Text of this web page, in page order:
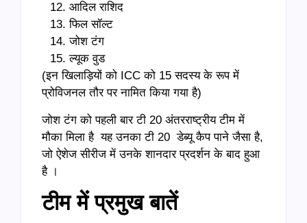
आदिल राशिद
फिल सॉल्ट
जोश टंग
ल्यूक वुड
(इन खिलाड़ियों को ICC को 15 सदस्य के रूप में
प्रोविजनल तौर पर नामित किया गया है)
जोश टंग को पहली बार टी 20 अंतरराष्ट्रीय टीम में
मौका मिला है यह उनका टी 20 डेब्यू कैप पाने जैसा है,
जो ऐशेज सीरीज में उनके शानदार प्रदर्शन के बाद हुआ
है ।
टीम में प्रमुख बातें